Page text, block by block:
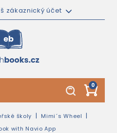
zákaznický účet
0
školy
Mimi´s Wheel
with Navio App